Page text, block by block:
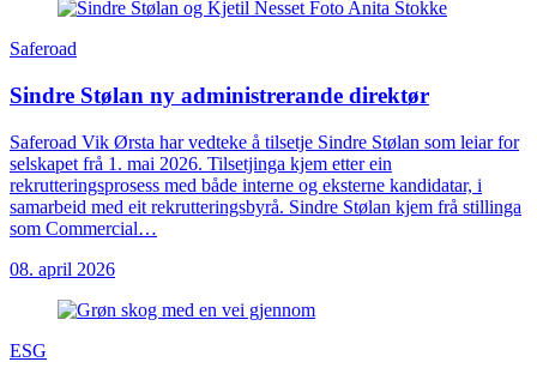
Saferoad
Sindre Stølan ny administrerande direktør
Saferoad Vik Ørsta har vedteke å tilsetje Sindre Stølan som leiar for
selskapet frå 1. mai 2026. Tilsetjinga kjem etter ein
rekrutteringsprosess med både interne og eksterne kandidatar, i
samarbeid med eit rekrutteringsbyrå. Sindre Stølan kjem frå stillinga
som Commercial…
08. april 2026
ESG